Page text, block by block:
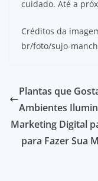
cuidado. Até a
Créditos da
br/foto/sujo-
Plantas que
Ambientes
Marketing Digital
para Fazer Sua